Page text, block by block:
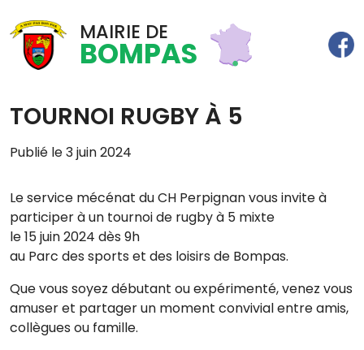
MAIRIE DE
BOMPAS
TOURNOI RUGBY À 5
Publié le 3 juin 2024
Le service mécénat du CH Perpignan vous invite à
participer à un tournoi de rugby à 5 mixte
le 15 juin 2024 dès 9h
au Parc des sports et des loisirs de Bompas.
Que vous soyez débutant ou expérimenté, venez vous
amuser et partager un moment convivial entre amis,
collègues ou famille.